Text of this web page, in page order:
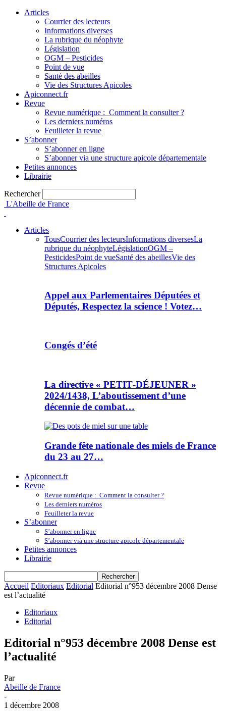
Articles
Courrier des lecteurs
Informations diverses
La rubrique du néophyte
Législation
OGM – Pesticides
Point de vue
Santé des abeilles
Vie des Structures Apicoles
Apiconnect.fr
Revue
Revue numérique : Comment la consulter ?
Les derniers numéros
Feuilleter la revue
S’abonner
S’abonner en ligne
S’abonner via une structure apicole départementale
Petites annonces
Librairie
Rechercher
L'Abeille de France
Articles
TousCourrier des lecteursInformations diversesLa
rubrique du néophyteLégislationOGM –
PesticidesPoint de vueSanté des abeillesVie des
Structures Apicoles
Appel aux Parlementaires Députées et
Députés, Respectez la science ! Votez…
Congés d’été
La directive « PETIT‑DÉJEUNER »
2024/1438, L’aboutissement d’une
décennie de combat…
Grande fête nationale des miels de France
du 23 au 27…
Apiconnect.fr
Revue
Revue numérique : Comment la consulter ?
Les derniers numéros
Feuilleter la revue
S’abonner
S’abonner en ligne
S’abonner via une structure apicole départementale
Petites annonces
Librairie
Accueil Editoriaux Editorial Editorial n°953 décembre 2008 Dense
est l’actualité
Editoriaux
Editorial
Editorial n°953 décembre 2008 Dense est
l’actualité
Par
Abeille de France
-
1 décembre 2008